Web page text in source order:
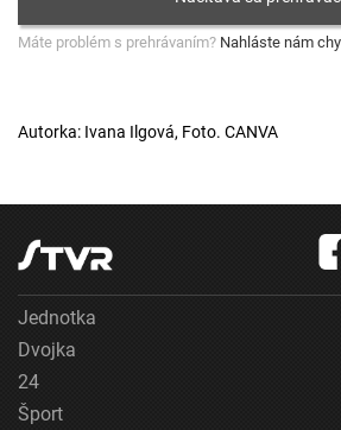
Máte problém s prehrávaním? Nahláste nám
Autorka: Ivana Ilgová, Foto. CANVA
Jednotka
Dvojka
24
Šport